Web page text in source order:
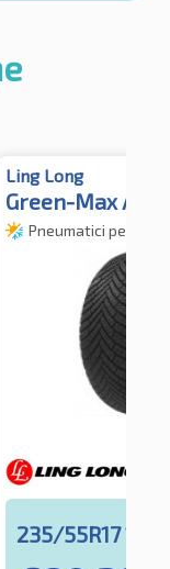
Ling Long
Green-Max
Pneumatici per
235/55R17